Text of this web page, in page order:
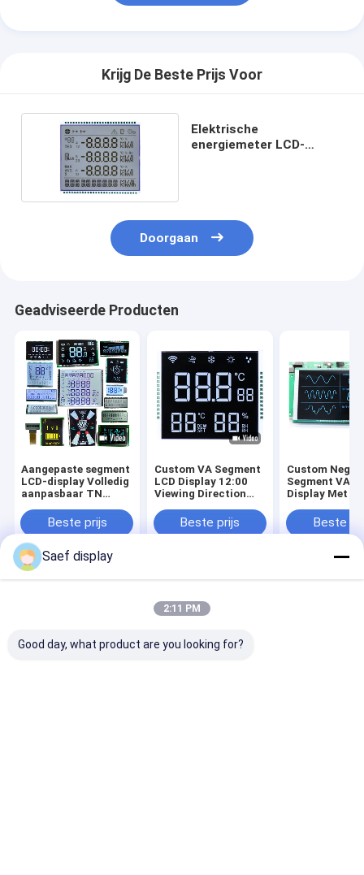
Krijg De Beste Prijs Voor
Elektrische
energiemeter LCD-
Doorgaan
Geadviseerde Producten
Aangepaste segment
LCD-display Volledig
aanpasbaar TN
Positief Brede
temperatuur -30°C
tot 80°C 6 00 uur
kijkrichting
Beste prijs
Custom VA Segment
LCD Display 12:00
Viewing Direction
Ultra-Low 2μA
Verbruik -20°C tot
Beste prijs
Custom
Segment
Display Met
Beste
Thuis
Ongeveer
Contacteer
Desktop
Sitemap
Privacy Policy
Shenzhen Saef Technology Ltd.. All Rights Reserved.
Saef display
2:11 PM
Good day, what product are you looking for?